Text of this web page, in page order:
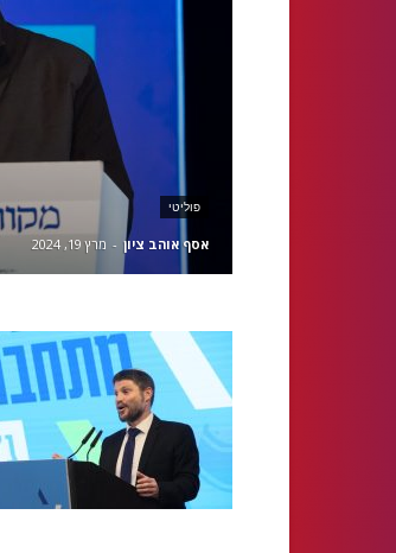
פוליטי
אסף אוהב ציון - מרץ 19, 2024